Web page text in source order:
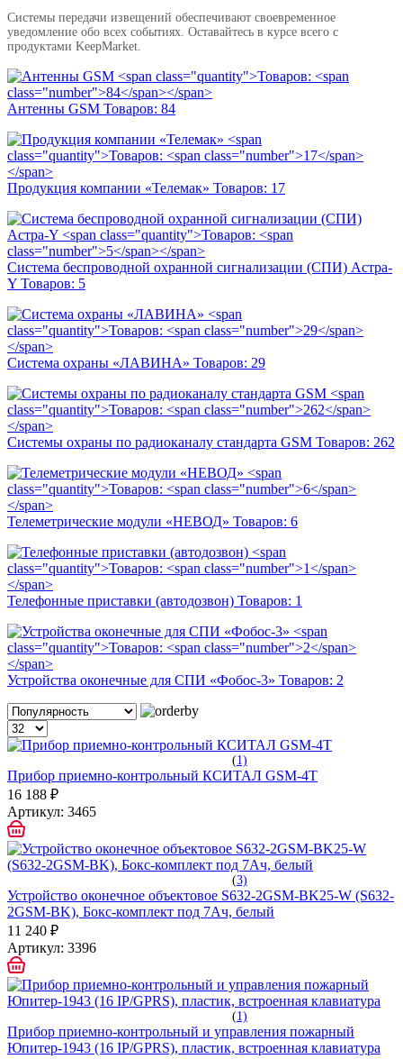
Системы передачи извещений обеспечивают своевременное
уведомление обо всех событиях. Оставайтесь в курсе всего с
продуктами KeepMarket.
Антенны GSM Товаров: 84
Продукция компании «Телемак» Товаров: 17
Система беспроводной охранной сигнализации (СПИ) Астра-
Y Товаров: 5
Система охраны «ЛАВИНА» Товаров: 29
Системы охраны по радиоканалу стандарта GSM Товаров: 262
Телеметрические модули «НЕВОД» Товаров: 6
Телефонные приставки (автодозвон) Товаров: 1
Устройства оконечные для СПИ «Фобос-3» Товаров: 2
(1)
Прибор приемно-контрольный КСИТАЛ GSM-4Т
16 188 ₽
Артикул: 3465
(3)
Устройство оконечное объектовое S632-2GSM-BK25-W (S632-
2GSM-BK), Бокс-комплект под 7Ач, белый
11 240 ₽
Артикул: 3396
(1)
Прибор приемно-контрольный и управления пожарный
Юпитер-1943 (16 IP/GPRS), пластик, встроенная клавиатура